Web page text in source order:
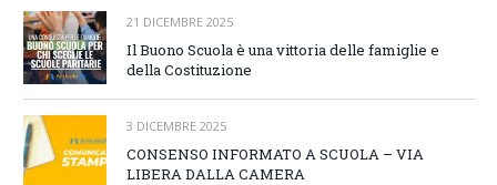
21 DICEMBRE 2025
Il Buono Scuola è una vittoria delle famiglie e
della Costituzione
3 DICEMBRE 2025
CONSENSO INFORMATO A SCUOLA – VIA
LIBERA DALLA CAMERA